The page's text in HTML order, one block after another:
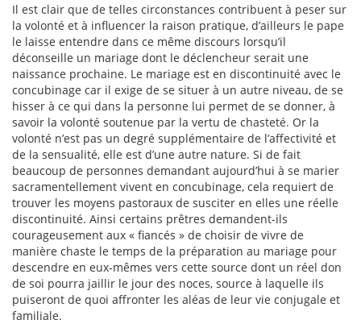
Il est clair que de telles circonstances contribuent à peser sur
la volonté et à influencer la raison pratique, d’ailleurs le pape
le laisse entendre dans ce même discours lorsqu’il
déconseille un mariage dont le déclencheur serait une
naissance prochaine. Le mariage est en discontinuité avec le
concubinage car il exige de se situer à un autre niveau, de se
hisser à ce qui dans la personne lui permet de se donner, à
savoir la volonté soutenue par la vertu de chasteté. Or la
volonté n’est pas un degré supplémentaire de l’affectivité et
de la sensualité, elle est d’une autre nature. Si de fait
beaucoup de personnes demandant aujourd’hui à se marier
sacramentellement vivent en concubinage, cela requiert de
trouver les moyens pastoraux de susciter en elles une réelle
discontinuité. Ainsi certains prêtres demandent-ils
courageusement aux « fiancés » de choisir de vivre de
manière chaste le temps de la préparation au mariage pour
descendre en eux-mêmes vers cette source dont un réel don
de soi pourra jaillir le jour des noces, source à laquelle ils
puiseront de quoi affronter les aléas de leur vie conjugale et
familiale.